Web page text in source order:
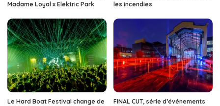
Madame Loyal x Elektric Park
les incendies
Le Hard Boat Festival change de
FINAL CUT, série d’événements